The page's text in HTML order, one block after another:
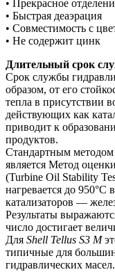
• Прекрасное
• Быстрая деаэрация
• Совместимость с
• Не содержит цинк
Длительный срок
Срок службы
образом, от его
тепла в присутствии
действующих как
приводит к
продуктов.
Стандартным методом
является Метод
(Turbine Oil Stability
нагревается до 950°С
катализаторов —
Результаты
число достигает
Для Shell Tellus S3 M
типичные для
гидравлических масел.